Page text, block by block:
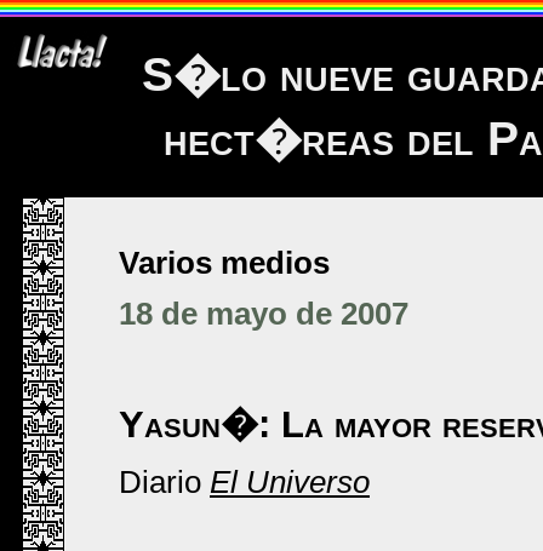
S�lo nueve
hect�reas del
Varios medios
18 de mayo de 2007
Yasun�: La mayor
Diario El Universo